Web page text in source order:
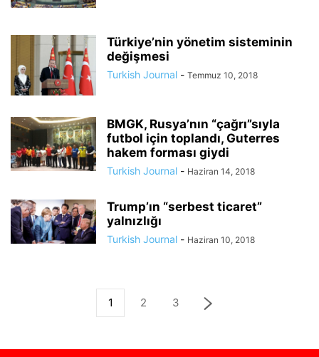
Türkiye’nin yönetim sisteminin
değişmesi
Turkish Journal - Temmuz 10, 2018
BMGK, Rusya’nın “çağrı”sıyla
futbol için toplandı, Guterres
hakem forması giydi
Turkish Journal - Haziran 14, 2018
Trump’ın “serbest ticaret”
yalnızlığı
Turkish Journal - Haziran 10, 2018
1 2 3